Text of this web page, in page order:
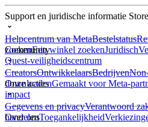
Support en juridische informatie Store
Helpcentrum van MetaBestelstatus
zoekenEen winkel zoekenJuridisch
Quest-veiligheidscentrum
Community
CreatorsOntwikkelaarsBedrijven
downloadenGemaakt voor Meta-
impact
Onze acties
Gegevens en privacyVerantwoord
handelenToegankelijkheid
Over ons